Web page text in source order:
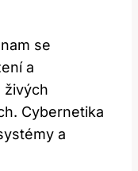
se
a
živých
Cybernetika
a